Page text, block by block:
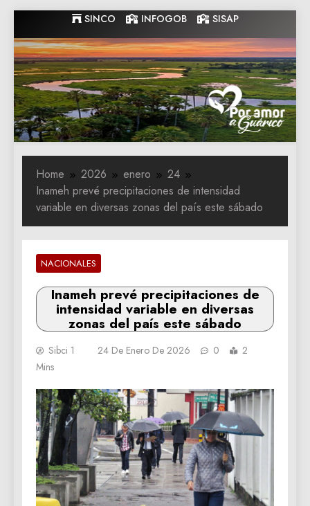
to
content
SINCO INFOGOB SISAP
Gobernacion
de Guarico
Gobernacion de Guarico
Home 2026 enero
24
Inameh prevé precipitaciones de intensidad
variable en diversas zonas del país este sábado
NACIONALES
Inameh prevé precipitaciones de
intensidad variable en diversas
zonas del país este sábado
Sibci 1 24 De Enero De 2026 0
2
Mins